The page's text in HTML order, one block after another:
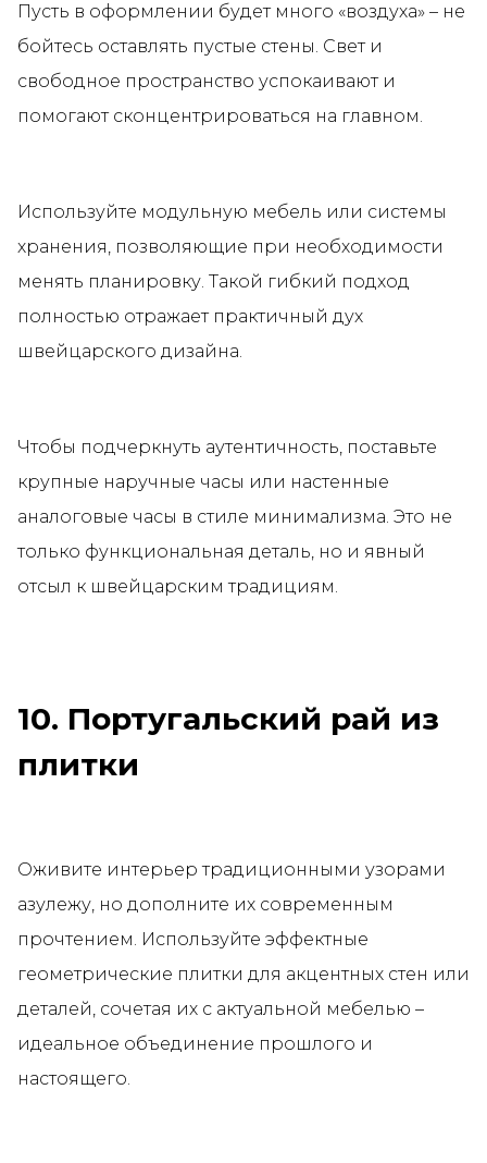
Пусть в оформлении будет много «воздуха» – не
бойтесь оставлять пустые стены. Свет и
свободное пространство успокаивают и
помогают сконцентрироваться на главном.
Используйте модульную мебель или системы
хранения, позволяющие при необходимости
менять планировку. Такой гибкий подход
полностью отражает практичный дух
швейцарского дизайна.
Чтобы подчеркнуть аутентичность, поставьте
крупные наручные часы или настенные
аналоговые часы в стиле минимализма. Это не
только функциональная деталь, но и явный
отсыл к швейцарским традициям.
10. Португальский рай из
плитки
Оживите интерьер традиционными узорами
азулежу, но дополните их современным
прочтением. Используйте эффектные
геометрические плитки для акцентных стен или
деталей, сочетая их с актуальной мебелью –
идеальное объединение прошлого и
настоящего.